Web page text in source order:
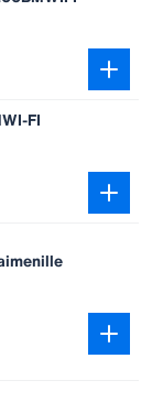
FI